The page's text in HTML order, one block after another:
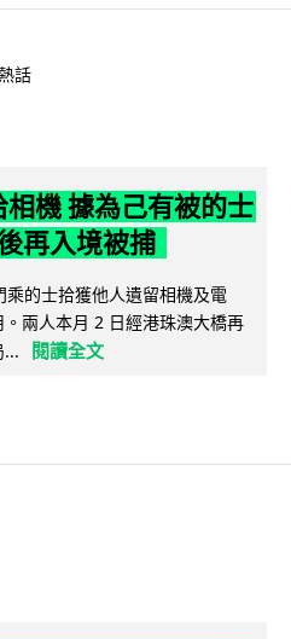
話
機 據為己有被的士
再入境被捕
的士拾獲他人遺留相機及電
兩人本月 2 日經港珠澳大橋再
...
閱讀全文